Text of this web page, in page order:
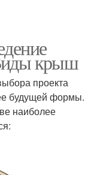
крыш
проекта
будущей формы.
наиболее